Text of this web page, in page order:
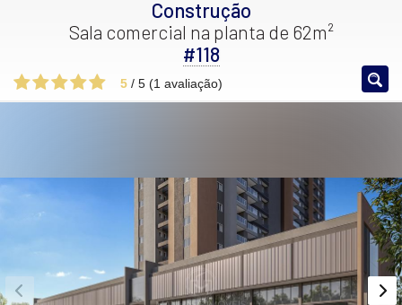
Construção
Sala comercial na planta de 62m²
#118
5 / 5 (1 avaliação)